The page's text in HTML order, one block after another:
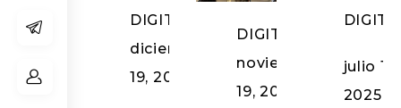
DIGITAL
diciembre
19, 2025
DIGITAL
noviembre
19, 2025
julio 19,
2025